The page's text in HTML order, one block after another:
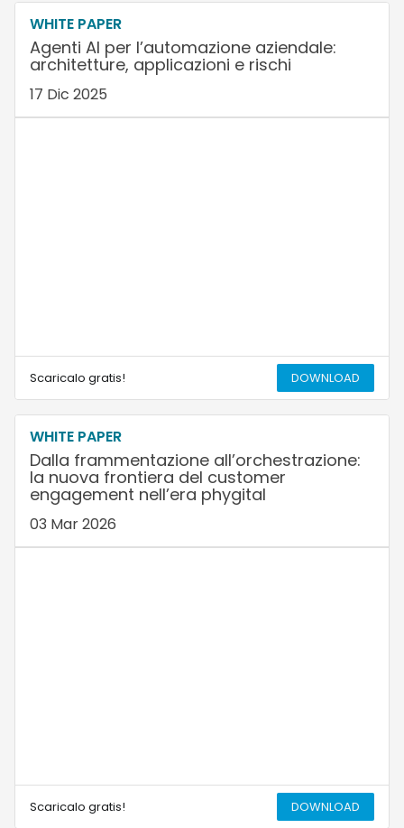
WHITE PAPER
Agenti AI per l’automazione aziendale:
architetture, applicazioni e rischi
17 Dic 2025
Scaricalo gratis! DOWNLOAD
WHITE PAPER
Dalla frammentazione all’orchestrazione:
la nuova frontiera del customer
engagement nell’era phygital
03 Mar 2026
Scaricalo gratis! DOWNLOAD